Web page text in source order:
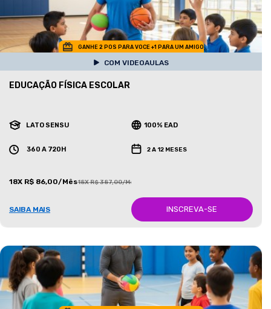
GANHE 2 POS PARA VOCE +1 PARA UM AMIGO
COM VIDEOAULAS
EDUCAÇÃO FÍSICA ESCOLAR
LATO SENSU 100% EAD
360 A 720H 2 A 12 MESES
18X R$ 86,00/Mês18X R$ 387,00/Mês
SAIBA MAIS INSCREVA-SE